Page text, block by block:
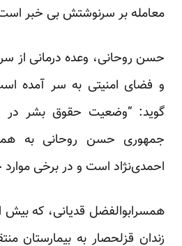
معامله بر سرنوشتش بی خبر
حسن روحانی، وعده درمانی از
و فضای امنیتی به سر آمده
گوید: “وضعیت حقوق بشر در
جمهوری حسن روحانی به
احمدی‌نژاد است و در برخی
همسرابوالفضل قدیانی، که
زندان قزلحصار به بیمارستان